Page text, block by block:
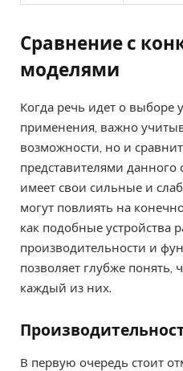
Сравнение с
моделями
Когда речь идет о выборе
применения, важно
возможности, но и
представителями данного
имеет свои сильные и
могут повлиять на
как подобные устройства
производительности и
позволяет глубже понять,
каждый из них.
В первую очередь стоит